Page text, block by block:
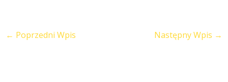
← Poprzedni Wpis Następny Wpis →